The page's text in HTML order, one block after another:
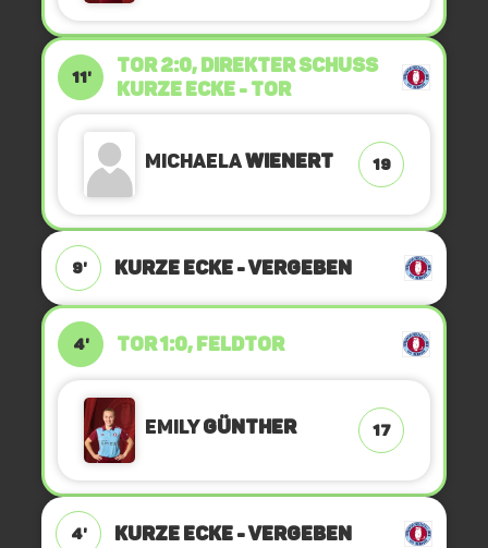
11'
TOR 2:0, DIREKTER SCHUSS
Kurze Ecke - Tor
MichaelaWienert 19
9' KURZE ECKE - VERGEBEN
4' TOR 1:0, FELDTOR
EmilyGünther 17
4' KURZE ECKE - VERGEBEN